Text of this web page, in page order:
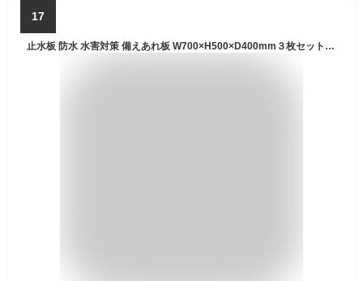
17
止水板 防水 水害対策 備えあれ板 W700×H500×D400mm３枚セット ワニ印 専用クリップ9個付属 単重量2.3kg ポリエチレン 横濱ゼームス商会 日大工業 補強骨がついて強度UP 2020.06改良モデル そなえあれバン